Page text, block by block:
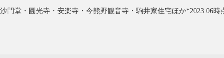
門堂・圓光寺・安楽寺・今熊野観音寺・駒井家住宅ほか*2023.06時